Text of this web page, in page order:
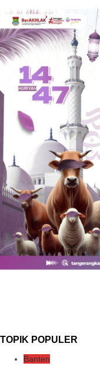
TOPIK POPULER
Banten